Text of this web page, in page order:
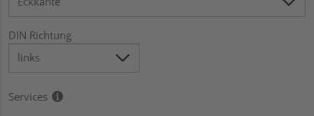
DIN Richtung
Services